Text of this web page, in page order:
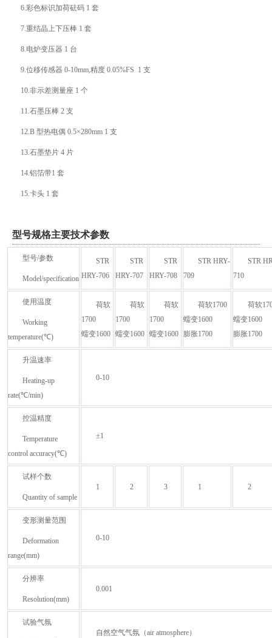
6.彩色标识加荷砝码 1 套
7.重结晶上下压棒 1 套
8.电炉变压器 1 台
9.位移传感器 0-10mm,精度 0.05%FS 1 支
10.非示差测量座 1 个
11.石墨压棒 2 支
12.B 型热电偶 0.5×280mm 1 支
13.石墨垫片 4 片
14.铝箔带1 套
15.卡头 1 套
型号规格主要技术参数
型号/参数
Model/specification
STR
HRY-706
STR
HRY-707
STR
HRY-708
STR HRY-
709
STR
710
使用温度
Working
temperature(℃)
荷软
1700
蠕变1600
荷软
1700
蠕变1600
荷软
1700
蠕变1600
荷软1700
蠕变1600
膨胀1700
荷软
蠕变1600
膨胀1700
升温速率
Heating-up
rate(℃/min)
0-10
控温精度
Temperature
control accuracy(℃)
±1
试样个数
Quantity of sample
1 2 3 1 2
变形测量范围
Deformation
range(mm)
0-10
分辨率
Resolution(mm)
0.001
试验气氛
自然空气气氛（air atmosphere）